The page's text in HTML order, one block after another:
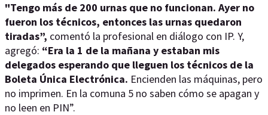
"Tengo más de 200 urnas que no funcionan. Ayer no
fueron los técnicos, entonces las urnas quedaron
tiradas”, comentó la profesional en diálogo con IP. Y,
agregó: “Era la 1 de la mañana y estaban mis
delegados esperando que lleguen los técnicos de la
Boleta Única Electrónica. Encienden las máquinas, pero
no imprimen. En la comuna 5 no saben cómo se apagan y
no leen en PIN”.